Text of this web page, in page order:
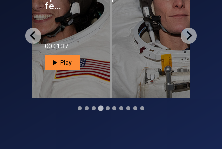
00:44:55
Play